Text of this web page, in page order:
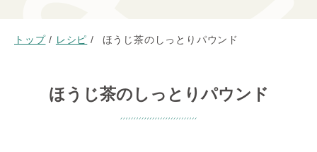
トップ / レシピ / ほうじ茶のしっとりパウンド
ほうじ茶のしっとりパウンド